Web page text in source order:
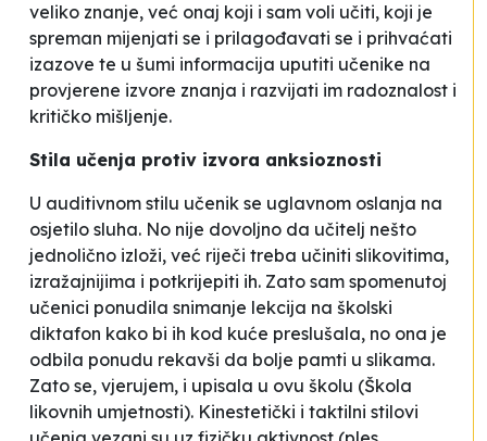
veliko znanje, već onaj koji i sam voli učiti, koji je
spreman mijenjati se i prilagođavati se i prihvaćati
izazove te u šumi informacija uputiti učenike na
provjerene izvore znanja i razvijati im radoznalost i
kritičko mišljenje.
Stila učenja protiv izvora anksioznosti
U auditivnom stilu učenik se uglavnom oslanja na
osjetilo sluha. No nije dovoljno da učitelj nešto
jednolično izloži, već riječi treba učiniti slikovitima,
izražajnijima i potkrijepiti ih. Zato sam spomenutoj
učenici ponudila snimanje lekcija na školski
diktafon kako bi ih kod kuće preslušala, no ona je
odbila ponudu rekavši da bolje pamti u slikama.
Zato se, vjerujem, i upisala u ovu školu (Škola
likovnih umjetnosti). Kinestetički i taktilni stilovi